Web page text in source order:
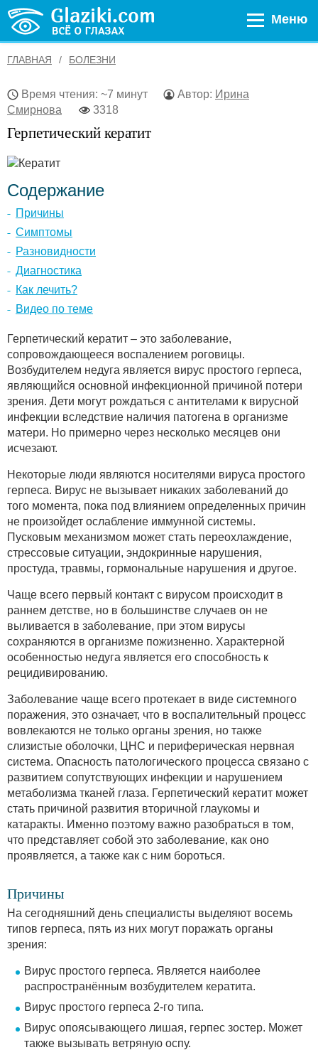
Меню
ГЛАВНАЯ БОЛЕЗНИ
Время чтения: ~7 минут Автор: Ирина
Смирнова
3318
Герпетический кератит
Содержание
Причины
Симптомы
Разновидности
Диагностика
Как лечить?
Видео по теме
Герпетический кератит – это заболевание,
сопровождающееся воспалением роговицы.
Возбудителем недуга является вирус простого герпеса,
являющийся основной инфекционной причиной потери
зрения. Дети могут рождаться с антителами к вирусной
инфекции вследствие наличия патогена в организме
матери. Но примерно через несколько месяцев они
исчезают.
Некоторые люди являются носителями вируса простого
герпеса. Вирус не вызывает никаких заболеваний до
того момента, пока под влиянием определенных причин
не произойдет ослабление иммунной системы.
Пусковым механизмом может стать переохлаждение,
стрессовые ситуации, эндокринные нарушения,
простуда, травмы, гормональные нарушения и другое.
Чаще всего первый контакт с вирусом происходит в
раннем детстве, но в большинстве случаев он не
выливается в заболевание, при этом вирусы
сохраняются в организме пожизненно. Характерной
особенностью недуга является его способность к
рецидивированию.
Заболевание чаще всего протекает в виде системного
поражения, это означает, что в воспалительный процесс
вовлекаются не только органы зрения, но также
слизистые оболочки, ЦНС и периферическая нервная
система. Опасность патологического процесса связано с
развитием сопутствующих инфекции и нарушением
метаболизма тканей глаза. Герпетический кератит может
стать причиной развития вторичной глаукомы и
катаракты. Именно поэтому важно разобраться в том,
что представляет собой это заболевание, как оно
проявляется, а также как с ним бороться.
Причины
На сегодняшний день специалисты выделяют восемь
типов герпеса, пять из них могут поражать органы
зрения:
Вирус простого герпеса. Является наиболее
распространённым возбудителем кератита.
Вирус простого герпеса 2-го типа.
Вирус опоясывающего лишая, герпес зостер. Может
также вызывать ветряную оспу.